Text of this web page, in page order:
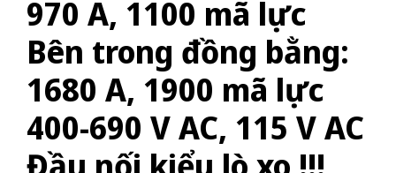
970 A, 1100 mã lực
Bên trong đồng bằng:
1680 A, 1900 mã lực
400-690 V AC, 115 V AC